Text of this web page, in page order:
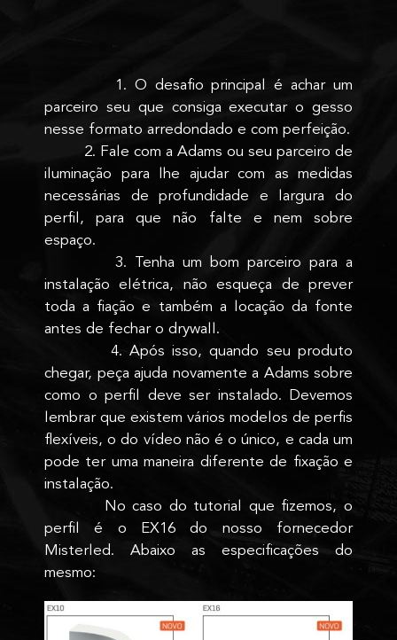
1. O desafio principal é achar um
parceiro seu que consiga executar o gesso
nesse formato arredondado e com perfeição.
2. Fale com a Adams ou seu parceiro de
iluminação para lhe ajudar com as medidas
necessárias de profundidade e largura do
perfil, para que não falte e nem sobre
espaço.
3. Tenha um bom parceiro para a
instalação elétrica, não esqueça de prever
toda a fiação e também a locação da fonte
antes de fechar o drywall.
4. Após isso, quando seu produto
chegar, peça ajuda novamente a Adams sobre
como o perfil deve ser instalado. Devemos
lembrar que existem vários modelos de perfis
flexíveis, o do vídeo não é o único, e cada um
pode ter uma maneira diferente de fixação e
instalação.
No caso do tutorial que fizemos, o
perfil é o EX16 do nosso fornecedor
Misterled. Abaixo as especificações do
mesmo: